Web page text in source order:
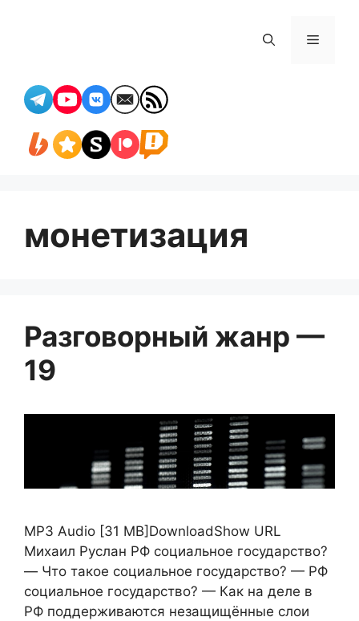
Меню
монетизация
Разговорный жанр —
19
MP3 Audio [31 MB]DownloadShow URL
Михаил Руслан РФ социальное государство?
— Что такое социальное государство? — РФ
социальное государство? — Как на деле в
РФ поддерживаются незащищённые слои